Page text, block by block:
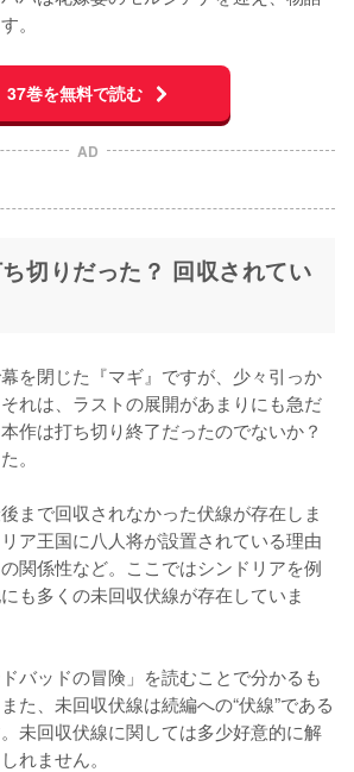
。
37巻を無料で読む
AD
ち切りだった？ 回収されてい
を閉じた『マギ』ですが、少々引っか
れは、ラストの展開があまりにも急だ
作は打ち切り終了だったのでないか？
。
まで回収されなかった伏線が存在しま
ア王国に八人将が設置されている理由
関係性など。ここではシンドリアを例
も多くの未回収伏線が存在していま
バッドの冒険」を読むことで分かるも
た、未回収伏線は続編への“伏線”である
未回収伏線に関しては多少好意的に解
れません。